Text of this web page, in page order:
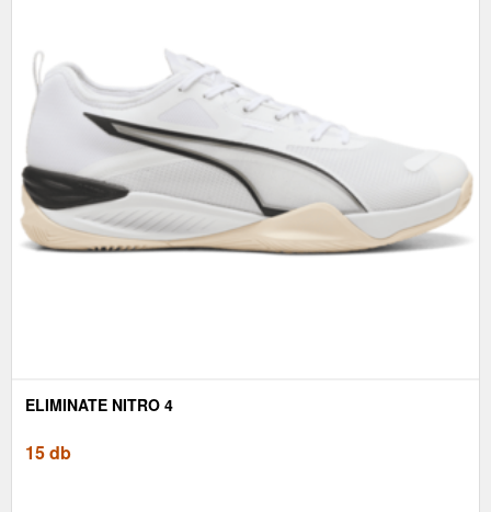
ELIMINATE NITRO 4
15 db